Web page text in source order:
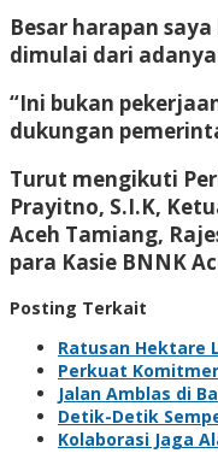
Besar harapan
dimulai dari
“Ini bukan
dukungan
Turut mengikuti
Prayitno, S.I.K,
Aceh Tamiang,
para Kasie BNNK
Posting Terkait
Ratusan Hektare
Perkuat
Jalan Amblas di
Detik-Detik
Kolaborasi Jaga